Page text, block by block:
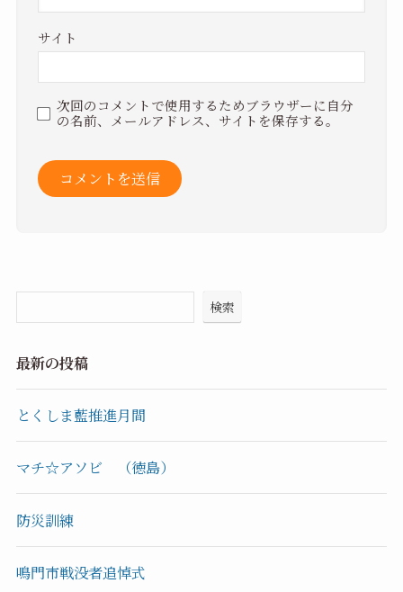
サイト
次回のコメントで使用するためブラウザーに自分
の名前、メールアドレス、サイトを保存する。
検索
最新の投稿
とくしま藍推進月間
マチ☆アソビ （徳島）
防災訓練
鳴門市戦没者追悼式